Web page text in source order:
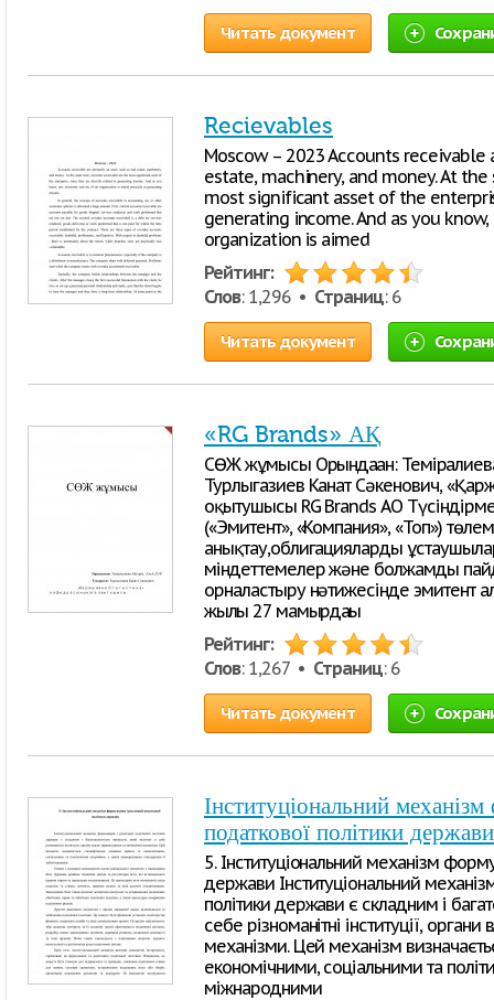
Читать документ
Recievables
Moscow – 2023 Accounts receivable
estate, machinery, and money. At
most significant asset of the
generating income. And as you
organization is aimed
Рейтинг:
Слов: 1,296 • Страниц: 6
Читать документ
«RG Brands» АҚ
СӨЖ жұмысы Орындаған:
Турлыгазиев Канат Сәкенович,
оқытушысы RG Brands АО
(«Эмитент», «Компания», «Топ») төлем
анықтау,облигацияларды
міндеттемелер және болжамды
орналастыру нәтижесінде эмитент
жылғы 27 мамырдағы
Рейтинг:
Слов: 1,267 • Страниц: 6
Читать документ
Інституціональний механізм
податкової політики держави
5. Інституціональний механізм
держави Інституціональний
політики держави є складним і
себе різноманітні інституції,
механізми. Цей механізм
економічними, соціальними та
міжнародними